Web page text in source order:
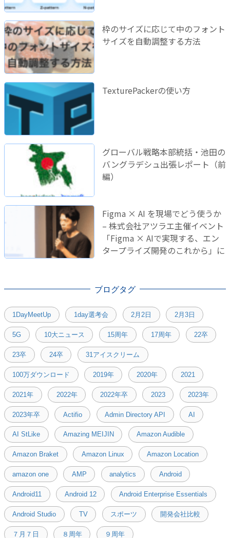
枠のサイズに応じて中のフォント
サイズを自動調整する方法
TexturePackerの使い方
グローバル戦略本部統括・池田の
バングラデシュ出張レポート（前
編）
Figma × AI を現場でどう使うか
– 株式会社アツラエ主催イベント
「Figma × AIで実現する、エン
タープライズ開発のこれから」に
ブログタグ
1DayMeetUp 1day選考会 2月2日 2月3日
5G 10大ニュース 15周年 17周年 22卒
23卒 24卒 31アイスクリーム
100万ダウンロード 2019年 2020年 2021
2021年 2022年 2022年卒 2023 2023年
2023年卒 Actifio Admin Directory API AI
AI StLike Amazing MEIJIN Amazon Audible
Amazon Braket Amazon Linux Amazon Location
amazon one AMP analytics Android
Android11 Android 12 Android Enterprise Essentials
Android Studio TV スポーツ 開発会社比較
７月７日 ８周年 ９周年